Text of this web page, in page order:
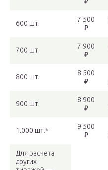
600 шт.
7 500
₽
700 шт.
7 900
₽
800 шт.
8 500
₽
900 шт.
8 900
₽
1.000 шт.*
9 500
₽
Для расчета
других